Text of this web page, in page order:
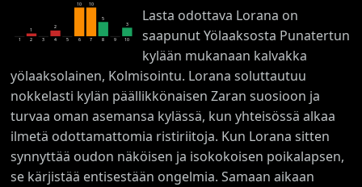
1
1
2
3
2
4
5
10
6
10
7
5
8 9
3
10
Lasta odottava Lorana on
saapunut Yölaaksosta Punatertun
kylään mukanaan kalvakka
yölaaksolainen, Kolmisointu. Lorana soluttautuu
nokkelasti kylän päällikkönaisen Zaran suosioon ja
turvaa oman asemansa kylässä, kun yhteisössä alkaa
ilmetä odottamattomia ristiriitoja. Kun Lorana sitten
synnyttää oudon näköisen ja isokokoisen poikalapsen,
se kärjistää entisestään ongelmia. Samaan aikaan